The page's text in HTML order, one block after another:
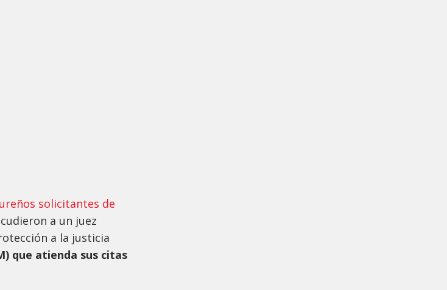
solicitantes de
a un juez
a la justicia
que atienda sus citas